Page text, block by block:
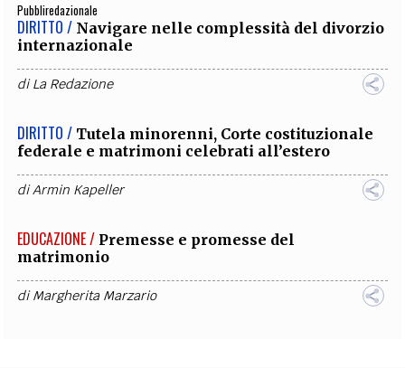
Pubbliredazionale
DIRITTO / Navigare nelle complessità del divorzio
internazionale
diLa Redazione
DIRITTO / Tutela minorenni, Corte costituzionale
federale e matrimoni celebrati all’estero
diArmin Kapeller
EDUCAZIONE / Premesse e promesse del
matrimonio
diMargherita Marzario